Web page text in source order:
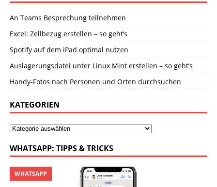
An Teams Besprechung teilnehmen
Excel: Zellbezug erstellen – so geht’s
Spotify auf dem iPad optimal nutzen
Auslagerungsdatei unter Linux Mint erstellen – so geht’s
Handy-Fotos nach Personen und Orten durchsuchen
KATEGORIEN
WHATSAPP: TIPPS & TRICKS
WHATSAPP